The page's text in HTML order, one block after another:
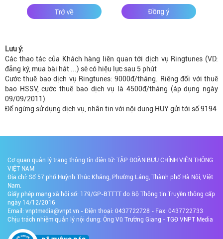
Lưu ý:
Các thao tác của Khách hàng liên quan tới dịch vụ Ringtunes (VD:
đăng ký, mua bài hát ...) sẽ có hiệu lực sau 5 phút
Cước thuê bao dịch vụ Ringtunes: 9000đ/tháng. Riêng đối với thuê
bao HSSV, cước thuê bao dịch vụ là 4500đ/tháng (áp dụng ngày
09/09/2011)
Để ngừng sử dụng dịch vụ, nhắn tin với nội dung HUY gửi tới số 9194
Cơ quan quản lý trang thông tin điện tử: TẬP ĐOÀN BƯU CHÍNH VIỄN THÔNG
VIỆT NAM
Địa chỉ: Số 57 phố Huỳnh Thúc Kháng, Phường Láng, Thành phố Hà Nội, Việt
Nam.
Giấy phép mạng xã hội số: 179/GP-BTTTT do Bộ Thông tin Truyền thông cấp
ngày 14/12/2016
Email: vnptmedia@vnpt.vn - Điện thoại: 0437722728 - Fax: 0437722733
Chịu trách nhiệm quản lý nội dung: Ông Vũ Trường Giang - TGĐ VNPT Media